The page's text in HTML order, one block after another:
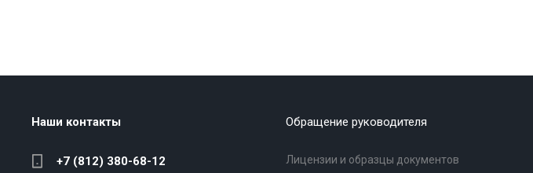
Наши контакты
+7 (812) 380-68-12
Обращение руководителя
Лицензии и образцы документов